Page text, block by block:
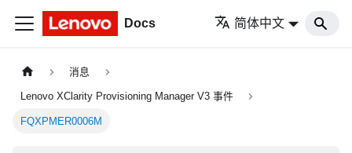
Docs 简体中文
消息
Lenovo XClarity Provisioning Manager V3 事件
FQXPMER0006M